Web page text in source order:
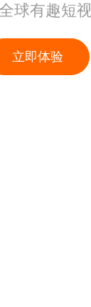
球有趣短
立即体验